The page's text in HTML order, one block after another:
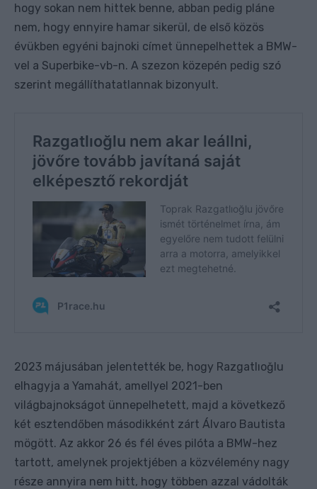
hogy sokan nem hittek benne, abban pedig pláne
nem, hogy ennyire hamar sikerül, de első közös
évükben egyéni bajnoki címet ünnepelhettek a BMW-
vel a Superbike-vb-n. A szezon közepén pedig szó
szerint megállíthatatlannak bizonyult.
2023 májusában jelentették be, hogy Razgatlıoğlu
elhagyja a Yamahát, amellyel 2021-ben
világbajnokságot ünnepelhetett, majd a következő
két esztendőben másodikként zárt Álvaro Bautista
mögött. Az akkor 26 és fél éves pilóta a BMW-hez
tartott, amelynek projektjében a közvélemény nagy
része annyira nem hitt, hogy többen azzal vádolták